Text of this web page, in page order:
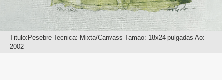
Titulo:Pesebre Tecnica: Mixta/Canvass Tamao: 18x24 pulgadas Ao:
2002